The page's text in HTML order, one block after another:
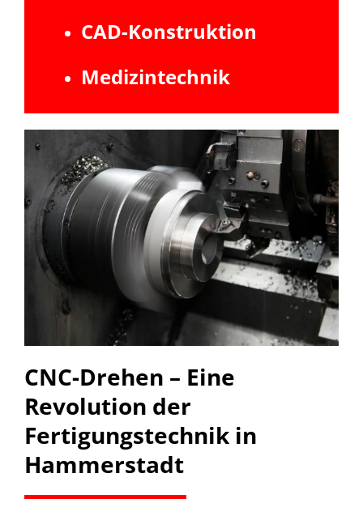
CAD-Konstruktion
Medizintechnik
CNC-Drehen – Eine
Revolution der
Fertigungstechnik in
Hammerstadt